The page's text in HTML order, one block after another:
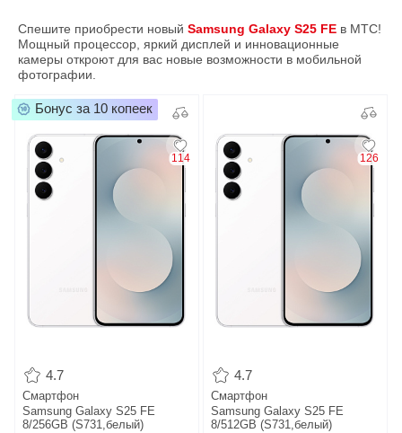
Спешите приобрести новый Samsung Galaxy S25 FE в МТС!
Мощный процессор, яркий дисплей и инновационные
камеры откроют для вас новые возможности в мобильной
фотографии.
114
4.7
Смартфон
Samsung Galaxy S25 FE
8/256GB (S731,белый)
Бонус за 10 копеек
126
4.7
Смартфон
Samsung Galaxy S25 FE
8/512GB (S731,белый)